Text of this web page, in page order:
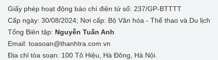
Giấy phép hoạt động báo chí điện tử số: 237/GP-BTTTT
Cấp ngày: 30/08/2024; Nơi cấp: Bộ Văn hóa - Thể thao và Du lịch
Tổng Biên tập: Nguyễn Tuấn Anh
Email: toasoan@thanhtra.com.vn
Địa chỉ tòa soạn: 100 Tô Hiệu, Hà Đông, Hà Nội.